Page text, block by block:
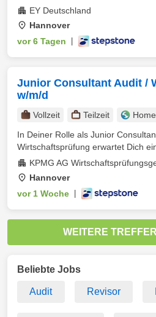
EY Deutschland
Hannover
vor 6 Tagen
Junior Consultant Audit /
w/m/d
Vollzeit Teilzeit
In Deiner Rolle als Junior
Wirtschaftsprüfung erwartet Dich
KPMG AG
Hannover
vor 1 Woche
WEITERE
Beliebte Jobs
Audit Revisor